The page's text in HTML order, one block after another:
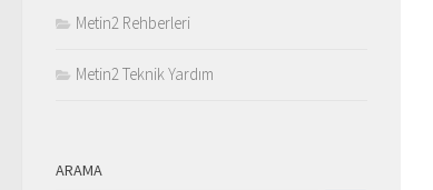
Metin2 Rehberleri
Metin2 Teknik Yardım
ARAMA